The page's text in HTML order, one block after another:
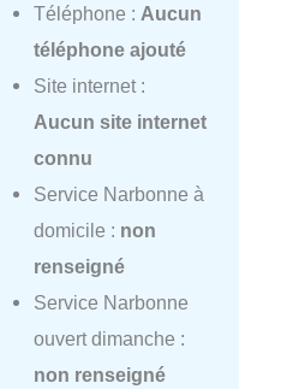
Téléphone : Aucun
téléphone ajouté
Site internet :
Aucun site internet
connu
Service Narbonne à
domicile : non
renseigné
Service Narbonne
ouvert dimanche :
non renseigné